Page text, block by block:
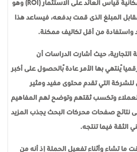
وتصحيحها، بالإضافة إلى إمكانية قياس العائد على الاستثمار (ROI) وهو
المبلغ الذى قمت بدفعه، فيساعد هذا
واستفادة من أقل تكاليف ممكنة.
حيث أشارت الدراسات أن
ينتهي بها الأمر عادةً بالحصول على أكبر
التي تقدم محتوى مفيد ومثير
وتكسب ثقتهم وتوضح لهم المفاهيم
نتائج صفحات محركات البحث يجذب المزيد
الثقة فيما تنتجه.
ما تشاء وأثناء تفعيل الحملة إذ أنه من